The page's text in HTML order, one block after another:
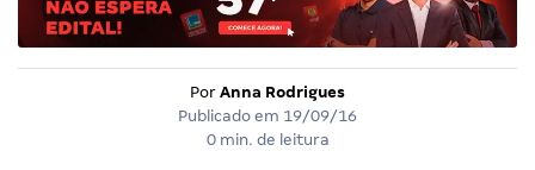
Por Anna Rodrigues
Publicado em 19/09/16
0 min. de leitura